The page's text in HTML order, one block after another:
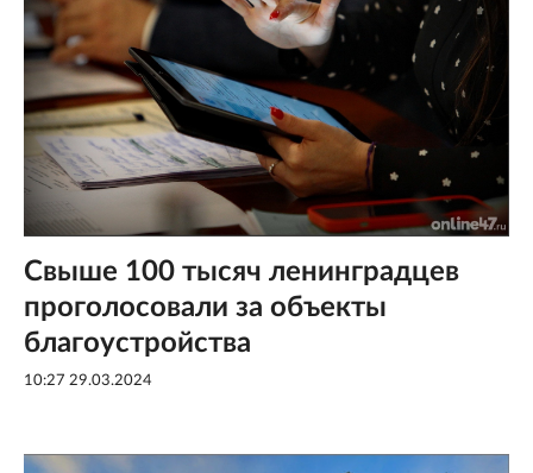
Свыше 100 тысяч ленинградцев
проголосовали за объекты
благоустройства
10:27 29.03.2024